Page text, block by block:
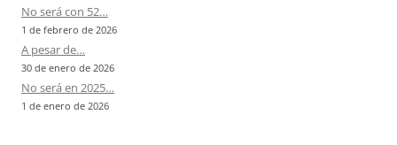
No será con 52…
1 de febrero de 2026
A pesar de…
30 de enero de 2026
No será en 2025…
1 de enero de 2026